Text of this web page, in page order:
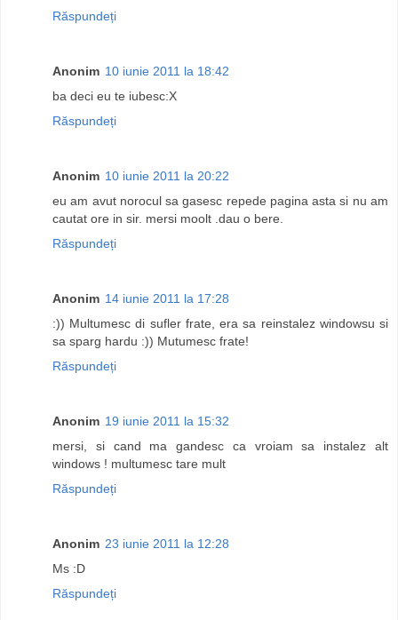
Răspundeți
Anonim 10 iunie 2011 la 18:42
ba deci eu te iubesc:X
Răspundeți
Anonim 10 iunie 2011 la 20:22
eu am avut norocul sa gasesc repede pagina asta si nu am
cautat ore in sir. mersi moolt .dau o bere.
Răspundeți
Anonim 14 iunie 2011 la 17:28
:)) Multumesc di sufler frate, era sa reinstalez windowsu si
sa sparg hardu :)) Mutumesc frate!
Răspundeți
Anonim 19 iunie 2011 la 15:32
mersi, si cand ma gandesc ca vroiam sa instalez alt
windows ! multumesc tare mult
Răspundeți
Anonim 23 iunie 2011 la 12:28
Ms :D
Răspundeți